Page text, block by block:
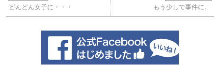
どんどん女子に・・・
もう少しで事件に。